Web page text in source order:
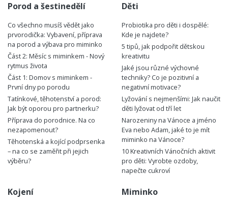
Porod a šestinedělí
Co všechno musíš vědět jako
prvorodička: Vybavení, příprava
na porod a výbava pro miminko
Část 2: Měsíc s miminkem - Nový
rytmus života
Část 1: Domov s miminkem -
První dny po porodu
Tatínkové, těhotenství a porod:
Jak být oporou pro partnerku?
Příprava do porodnice. Na co
nezapomenout?
Těhotenská a kojící podprsenka
– na co se zaměřit při jejich
výběru?
Děti
Probiotika pro děti i dospělé:
Kde je najdete?
5 tipů, jak podpořit dětskou
kreativitu
Jaké jsou různé výchovné
techniky? Co je pozitivní a
negativní motivace?
Lyžování s nejmenšími: Jak naučit
děti lyžovat od tří let
Narozeniny na Vánoce a jméno
Eva nebo Adam, jaké to je mít
miminko na Vánoce?
10 Kreativních Vánočních aktivit
pro děti: Vyrobte ozdoby,
napečte cukroví
Kojení Miminko